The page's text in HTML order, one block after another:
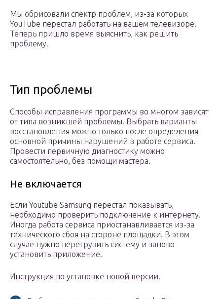
Мы обрисовали спектр проблем, из-за которых
YouTube перестал работать на вашем телевизоре.
Теперь пришло время выяснить, как решить
проблему.
Тип проблемы
Способы исправления программы во многом зависят
от типа возникшей проблемы. Выбрать варианты
восстановления можно только после определения
основной причины нарушений в работе сервиса.
Провести первичную диагностику можно
самостоятельно, без помощи мастера.
Не включается
Если Youtube Samsung перестал показывать,
необходимо проверить подключение к интернету.
Иногда работа сервиса приостанавливается из-за
технического сбоя на стороне площадки. В этом
случае нужно перегрузить систему и заново
установить приложение.
Инструкция по установке новой версии.